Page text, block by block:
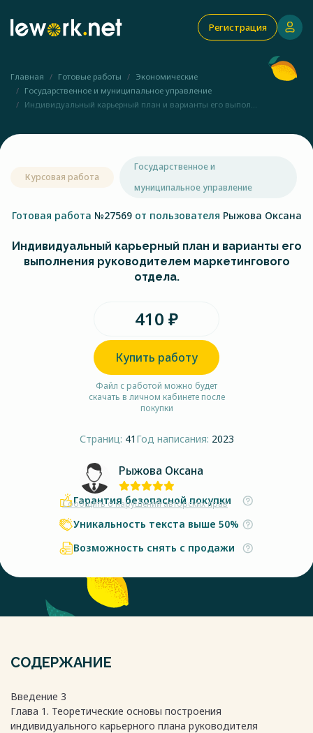
Регистрация
Главная Готовые работы
Экономические
Государственное и муниципальное управление
Индивидуальный карьерный план и варианты его выпол...
Курсовая работа
Государственное и
муниципальное управление
Готовая работа №27569 от пользователя Рыжова Оксана
Индивидуальный карьерный план и варианты его
выполнения руководителем маркетингового
отдела.
410 ₽
Купить работу
Файл с работой можно будет
скачать в личном кабинете после
покупки
Страниц: 41 Год написания: 2023
Рыжова Оксана
Сообщить о нарушении авторских прав
Гарантия безопасной покупки
Уникальность текста выше 50%
Возможность снять с продажи
СОДЕРЖАНИЕ
Введение 3
Глава 1. Теоретические основы построения
индивидуального карьерного плана руководителя